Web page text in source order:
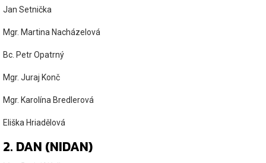
Jan Setnička
Mgr. Martina Nacházelová
Bc. Petr Opatrný
Mgr. Juraj Konč
Mgr. Karolína Bredlerová
Eliška Hriadělová
2. DAN (NIDAN)